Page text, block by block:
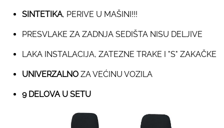
SINTETIKA, PERIVE U MAŠINI!!!
PRESVLAKE ZA ZADNJA SEDIŠTA NISU DELJIVE
LAKA INSTALACIJA, ZATEZNE TRAKE I "S" ZAKAČKE
UNIVERZALNO ZA VEĆINU VOZILA
9 DELOVA U SETU